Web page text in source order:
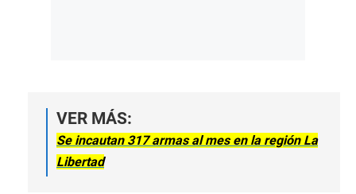
VER MÁS:
Se incautan 317 armas al mes en la región La
Libertad